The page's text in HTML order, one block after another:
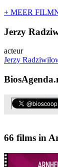
+ MEER
Jerzy
acteur
Jerzy
66 films in